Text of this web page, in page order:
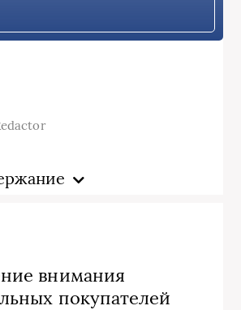
внимания
покупателей